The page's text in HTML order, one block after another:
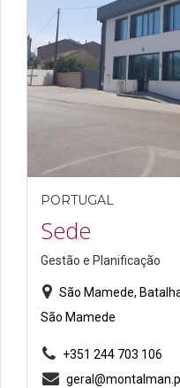
PORTUGAL
Sede
Gestão e Planificação
São Mamede,
São Mamede
+351 244 703 106